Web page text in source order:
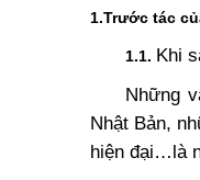
1.Trước tác
1.1. Khi
Những
Nhật Bản,
hiện đại…là